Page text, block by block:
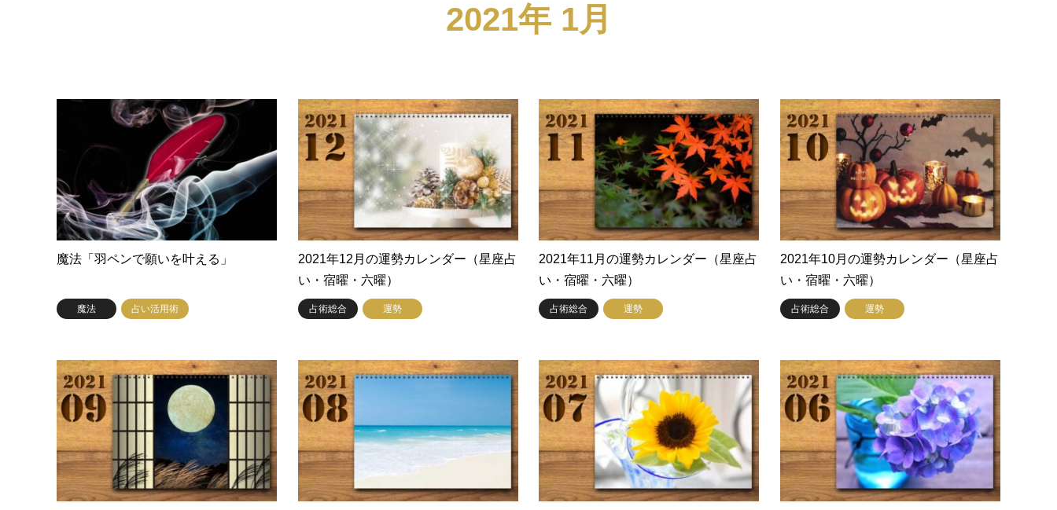
2021年 1月
魔法「羽ペンで願いを叶える」
魔法 占い活用術
2021年12月の運勢カレンダー（星座占
い・宿曜・六曜）
占術総合 運勢
2021年11月の運勢カレンダー（星座占
い・宿曜・六曜）
占術総合 運勢
2021年10月の運勢カレンダー（星座占
い・宿曜・六曜）
占術総合 運勢